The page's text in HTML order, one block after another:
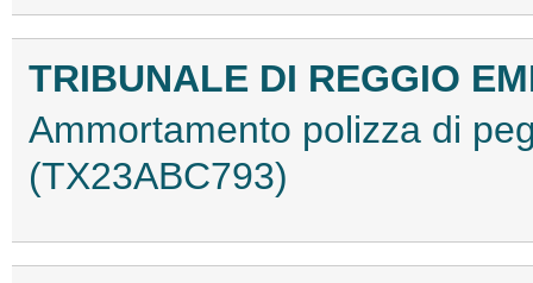
TRIBUNALE DI REGGIO
Ammortamento polizza di
(TX23ABC793)